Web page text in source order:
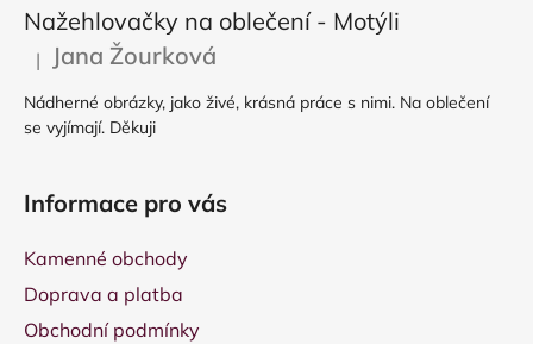
Nažehlovačky na oblečení - Motýli
Hodnocení produktu je 5 z 5 hvězdiček.
| Jana Žourková
Nádherné obrázky, jako živé, krásná práce s nimi. Na oblečení
se vyjímají. Děkuji
Informace pro vás
Kamenné obchody
Doprava a platba
Obchodní podmínky